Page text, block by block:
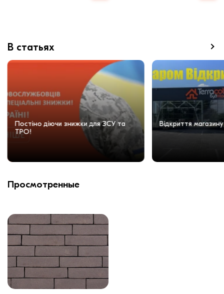
В статьях
Постіно діючи знижки для ЗСУ та
ТРО!
Відкриття магазину
Просмотренные